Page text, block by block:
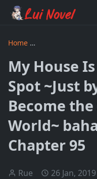
Home
My House
Spot ~Just
Become
World~
Chapter 95
Rue 26 Jan, 2019